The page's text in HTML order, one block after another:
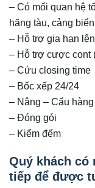
– Có mối quan hệ
hãng tàu, cảng
– Hỗ trợ gia hạn
– Hỗ trợ cược cont
– Cứu closing time
– Bốc xếp 24/24
– Nâng – Cẩu hàng
– Đóng gói
– Kiểm đếm
Quý khách có
tiếp để được